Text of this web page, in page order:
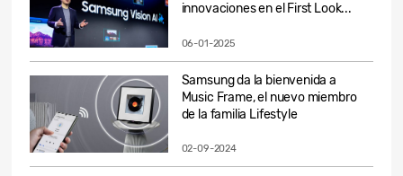
innovaciones en el First Look...
06-01-2025
Samsung da la bienvenida a
Music Frame, el nuevo miembro
de la familia Lifestyle
02-09-2024